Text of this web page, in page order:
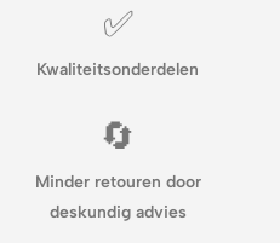
✅
Kwaliteitsonderdelen
🔄
Minder retouren door
deskundig advies